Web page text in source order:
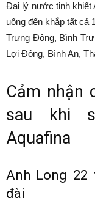
Đại lý nước tinh khiết
uống đến khắp tất cả
Trưng Đông, Bình
Lợi Đông, Bình An,
Cảm nhận
sau khi
Aquafina
Anh Long
đài